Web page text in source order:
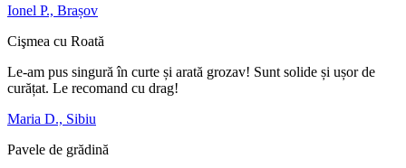
Ionel P., Brașov
Cişmea cu Roată
Le-am pus singură în curte și arată grozav! Sunt solide și ușor de
curățat. Le recomand cu drag!
Maria D., Sibiu
Pavele de grădină